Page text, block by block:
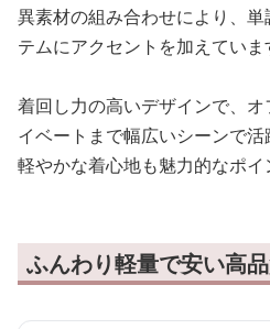
異素材の組み合わせにより、
テムにアクセントを加えていま
着回し力の高いデザインで、
イベートまで幅広いシーンで活
軽やかな着心地も魅力的なポイ
ふんわり軽量で安い高